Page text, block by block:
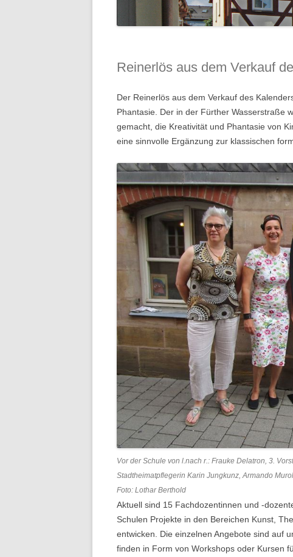
Reinerlös aus dem Verkauf
Der Reinerlös aus dem Verkauf des
Phantasie. Der in der Fürther Wasserstraße
gemacht, die Kreativität und Phantasie von
eine sinnvolle Ergänzung zur klassischen
Vor der Schule von l.nach r.: Frauke Delatron, 3.
Stadtheimatpflegerin Karin Jungkunz, Armando
Foto: Lothar Berthold
Aktuell sind 15 Fachdozentinnen und -
Schulen Projekte in den Bereichen Kunst,
entwicken. Die einzelnen Angebote sind auf
finden in Form von Workshops oder Kursen